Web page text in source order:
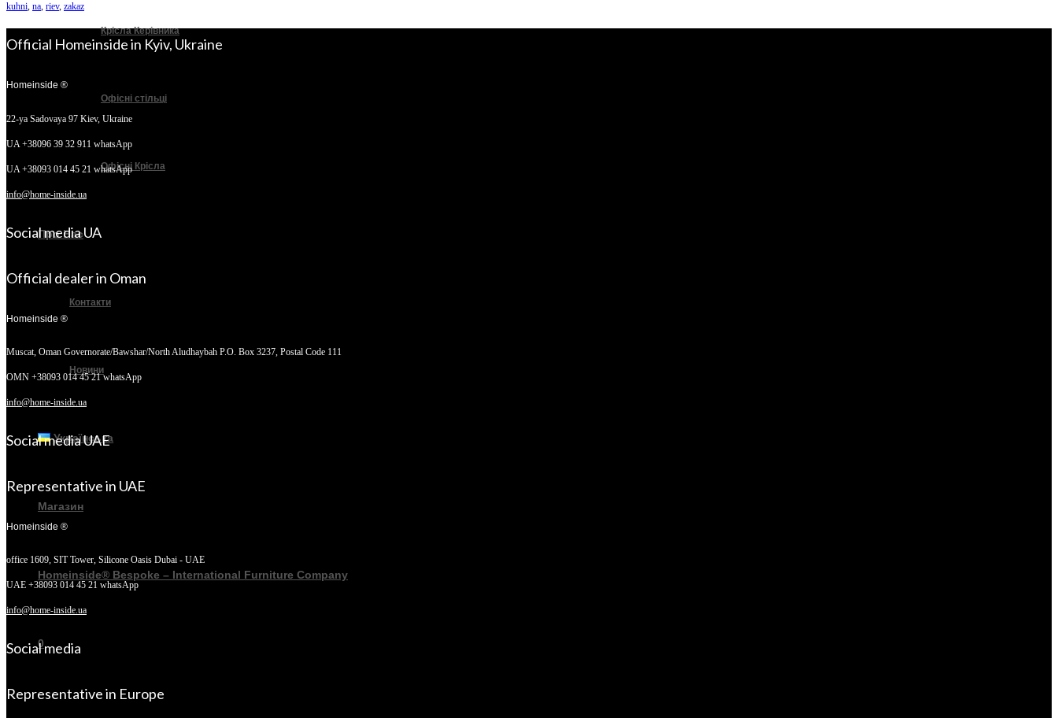
Крісла Керівника
Офісні стільці
Офісні Крісла
Про Нас
Контакти
Новини
Українська
Магазин
Homeinside® Bespoke – International Furniture Company
0
kuhni, na, riev, zakaz
Official Homeinside in Kyiv, Ukraine
Homeinside ®
22-ya Sadovaya 97 Kiev, Ukraine
UA +38096 39 32 911 whatsApp
UA +38093 014 45 21 whatsApp
info@home-inside.ua
Social media UA
Official dealer in Oman
Homeinside ®
Muscat, Oman Governorate/Bawshar/North Aludhaybah P.O. Box 3237, Postal Code 111
OMN +38093 014 45 21 whatsApp
info@home-inside.ua
Social media UAE
Representative in UAE
Homeinside ®
office 1609, SIT Tower, Silicone Oasis Dubai - UAE
UAE +38093 014 45 21 whatsApp
info@home-inside.ua
Social media
Representative in Europe